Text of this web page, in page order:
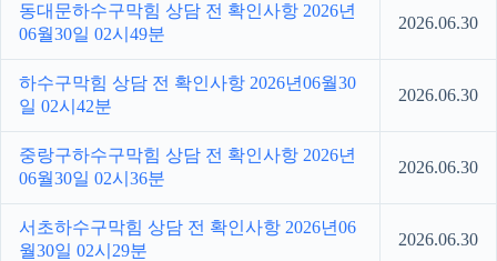
동대문하수구막힘 상담 전 확인사항 2026년
06월30일 02시49분
2026.06.30
하수구막힘 상담 전 확인사항 2026년06월30
일 02시42분
2026.06.30
중랑구하수구막힘 상담 전 확인사항 2026년
06월30일 02시36분
2026.06.30
서초하수구막힘 상담 전 확인사항 2026년06
월30일 02시29분
2026.06.30